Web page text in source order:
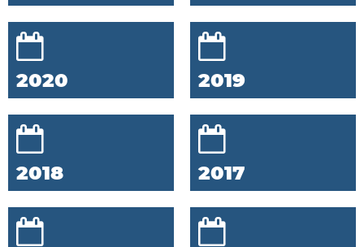
2020 2019
2018 2017